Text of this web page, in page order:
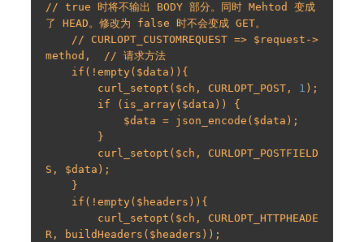
// true 时将不输出 BODY 部分。同时 Mehtod 变成
了 HEAD。修改为 false 时不会变成 GET。
method,  // 请求方法
        curl_setopt($ch, CURLOPT_POST,
1 );
S, $data);
R, buildHeaders($headers));